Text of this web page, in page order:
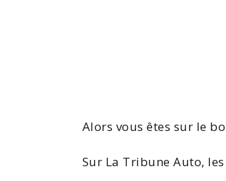
Alors vous êtes sur le
Sur La Tribune Auto, les